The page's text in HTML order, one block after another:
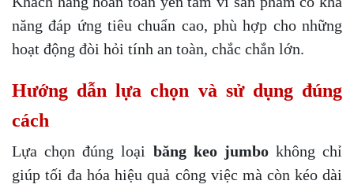
năng đáp ứng tiêu chuẩn cao, phù hợp cho những
hoạt động đòi hỏi tính an toàn, chắc chắn lớn.
Hướng dẫn lựa chọn và sử dụng đúng
cách
Lựa chọn đúng loại băng keo jumbokhông chỉ
giúp tối đa hóa hiệu quả công việc mà còn kéo dài